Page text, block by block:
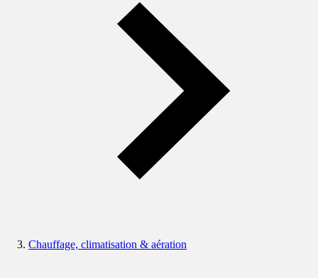
Chauffage, climatisation & aération